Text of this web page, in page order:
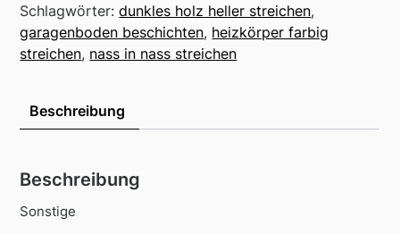
Schlagwörter:dunkles holz heller streichen,
garagenboden beschichten, heizkörper farbig
streichen, nass in nass streichen
Beschreibung
Beschreibung
Sonstige